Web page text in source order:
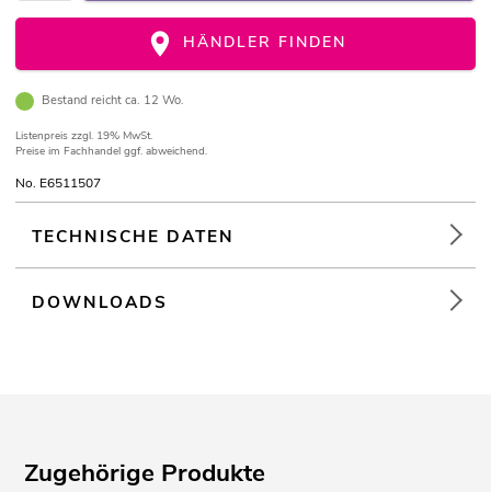
HÄNDLER FINDEN
Bestand reicht ca. 12 Wo.
Listenpreis zzgl. 19% MwSt.
Preise im Fachhandel ggf. abweichend.
No. E6511507
TECHNISCHE DATEN
DOWNLOADS
Zugehörige Produkte